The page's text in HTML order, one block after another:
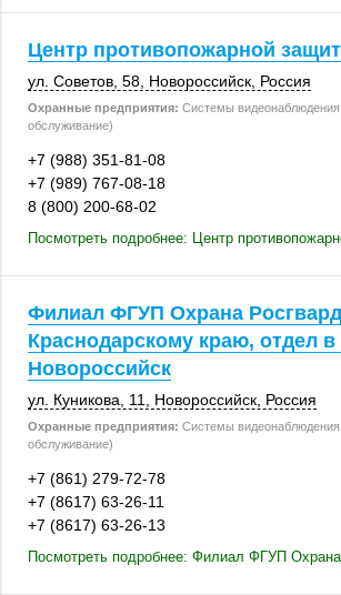
Центр противопожарной
ул. Советов, 58 Новороссийск Россия
Охранные предприятия: Системы видеонаблюдения
обслуживание)
+7 (988) 351-81-08
+7 (989) 767-08-18
8 (800) 200-68-02
Посмотреть подробнее: Центр
Филиал ФГУП Охрана
Краснодарскому краю, отдел в
Новороссийск
ул. Куникова, 11 Новороссийск Россия
Охранные предприятия: Системы видеонаблюдения
обслуживание)
+7 (861) 279-72-78
+7 (8617) 63-26-11
+7 (8617) 63-26-13
Посмотреть подробнее: Филиал ФГУП